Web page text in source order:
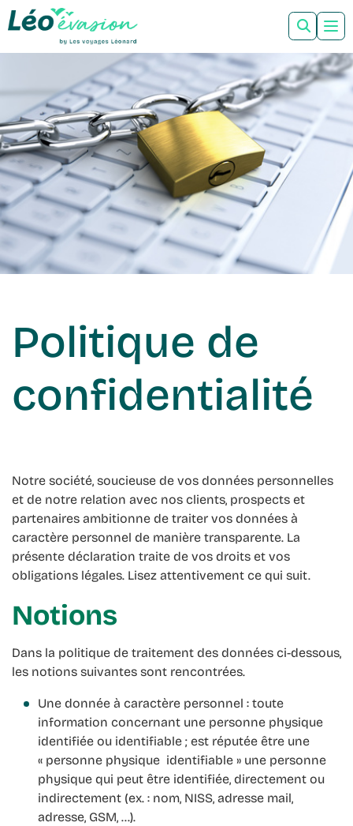
Politique de
confidentialité
Notre société, soucieuse de vos données personnelles
et de notre relation avec nos clients, prospects et
partenaires ambitionne de traiter vos données à
caractère personnel de manière transparente. La
présente déclaration traite de vos droits et vos
obligations légales. Lisez attentivement ce qui suit.
Notions
Dans la politique de traitement des données ci-dessous,
les notions suivantes sont rencontrées.
Une donnée à caractère personnel : toute
information concernant une personne physique
identifiée ou identifiable ; est réputée être une
« personne physique identifiable » une personne
physique qui peut être identifiée, directement ou
indirectement (ex. : nom, NISS, adresse mail,
adresse, GSM, …).